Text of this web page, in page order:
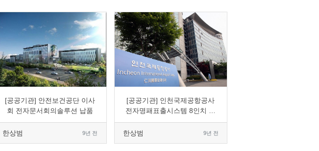
0 3008 7 0
[공공기관] 안전보건공단 이사
회 전자문서회의솔루션 납품
한상범 9년 전
0 3394 5 0
[공공기관] 인천국제공항공사
전자명패표출시스템 8인치 도
입
한상범
9년 전